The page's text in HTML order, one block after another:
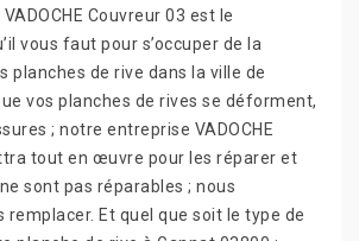
Couvreur 03 est le
vous faut pour s’occuper de la
planches de rive dans la ville de
vos planches de rives se déforment,
; notre entreprise VADOCHE
tout en œuvre pour les réparer et
sont pas réparables ; nous
remplacer. Et quel que soit le type de